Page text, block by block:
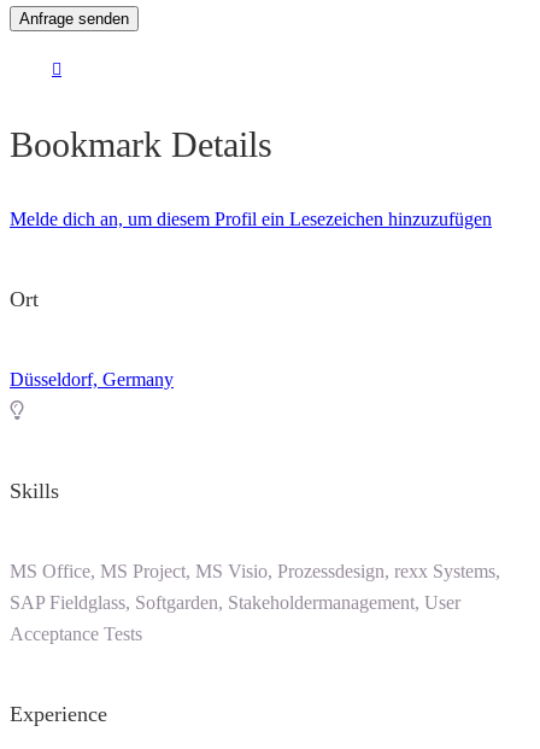
Bookmark Details
Melde dich an, um diesem Profil ein Lesezeichen hinzuzufügen
Ort
Düsseldorf, Germany
Skills
MS Office, MS Project, MS Visio, Prozessdesign, rexx Systems,
SAP Fieldglass, Softgarden, Stakeholdermanagement, User
Acceptance Tests
Experience